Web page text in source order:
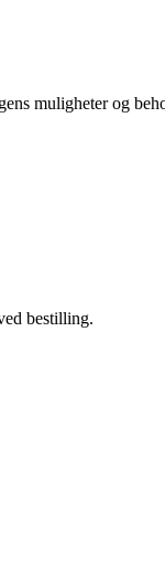
muligheter og
bestilling.